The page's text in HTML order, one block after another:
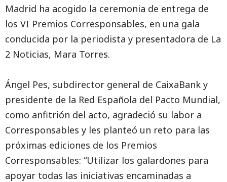
Madrid ha acogido la ceremonia de entrega de
los VI Premios Corresponsables, en una gala
conducida por la periodista y presentadora de La
2 Noticias, Mara Torres.
Ángel Pes, subdirector general de CaixaBank y
presidente de la Red Española del Pacto Mundial,
como anfitrión del acto, agradeció su labor a
Corresponsables y les planteó un reto para las
próximas ediciones de los Premios
Corresponsables: “Utilizar los galardones para
apoyar todas las iniciativas encaminadas a